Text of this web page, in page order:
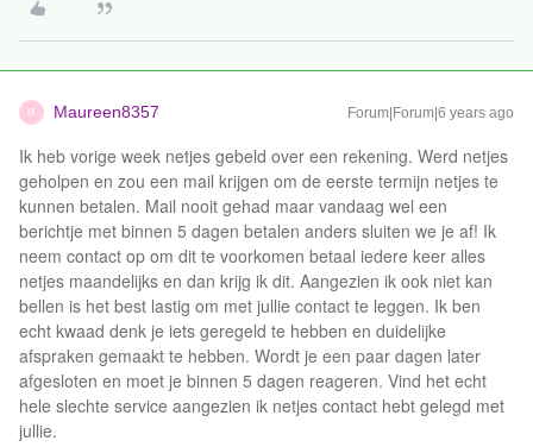
M Maureen8357 Forum|Forum|6 years ago
Ik heb vorige week netjes gebeld over een rekening. Werd netjes
geholpen en zou een mail krijgen om de eerste termijn netjes te
kunnen betalen. Mail nooit gehad maar vandaag wel een
berichtje met binnen 5 dagen betalen anders sluiten we je af! Ik
neem contact op om dit te voorkomen betaal iedere keer alles
netjes maandelijks en dan krijg ik dit. Aangezien ik ook niet kan
bellen is het best lastig om met jullie contact te leggen. Ik ben
echt kwaad denk je iets geregeld te hebben en duidelijke
afspraken gemaakt te hebben. Wordt je een paar dagen later
afgesloten en moet je binnen 5 dagen reageren. Vind het echt
hele slechte service aangezien ik netjes contact hebt gelegd met
jullie.